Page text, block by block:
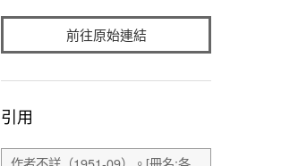
前往原始連結
引用